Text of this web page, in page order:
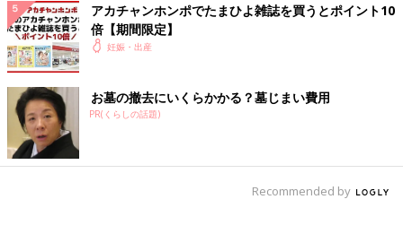
アカチャンホンポでたまひよ雑誌を買うとポイント10
倍【期間限定】
妊娠・出産
お墓の撤去にいくらかかる？墓じまい費用
PR(くらしの話題)
Recommended by